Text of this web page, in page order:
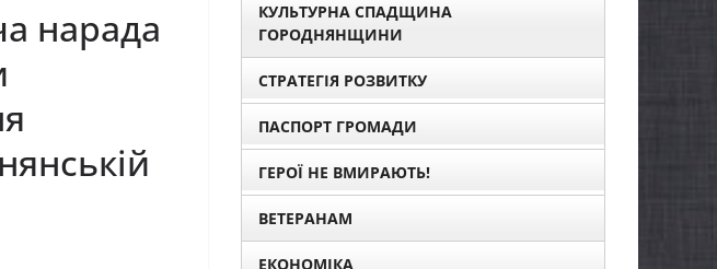
нарада
КУЛЬТУРНА СПАДЩИНА
ГОРОДНЯНЩИНИ
СТРАТЕГІЯ РОЗВИТКУ
ПАСПОРТ ГРОМАДИ
ГЕРОЇ НЕ ВМИРАЮТЬ!
ВЕТЕРАНАМ
ЕКОНОМІКА